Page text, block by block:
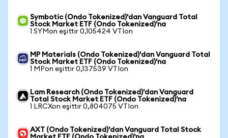
Symbotic (Ondo Tokenized)'dan Vanguard Total
Stock Market ETF (Ondo Tokenized)'na
1 SYMon eşittir 0,105424 VTIon
MP Materials (Ondo Tokenized)'dan Vanguard Total
Stock Market ETF (Ondo Tokenized)'na
1 MPon eşittir 0,137539 VTIon
Lam Research (Ondo Tokenized)'dan Vanguard
Total Stock Market ETF (Ondo Tokenized)'na
1 LRCXon eşittir 0,804075 VTIon
AXT (Ondo Tokenized)'dan Vanguard Total Stock